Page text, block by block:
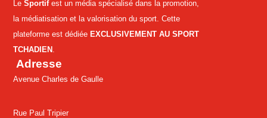
LeSportifest un média spécialisé dans la promotion,
la médiatisation et la valorisation du sport. Cette
plateforme est dédiée EXCLUSIVEMENT AU SPORT
TCHADIEN .
Adresse
Avenue Charles de Gaulle
Rue Paul Tripier